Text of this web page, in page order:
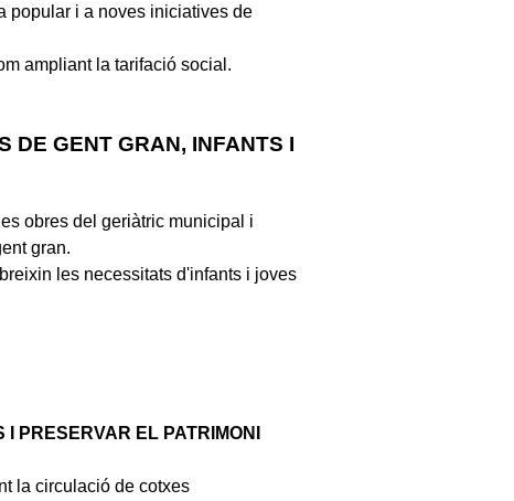
popular i a noves iniciatives de
ampliant la tarifació social.
DE GENT GRAN, INFANTS I
obres del geriàtric municipal i
gran.
les necessitats d'infants i joves
PRESERVAR EL PATRIMONI
la circulació de cotxes